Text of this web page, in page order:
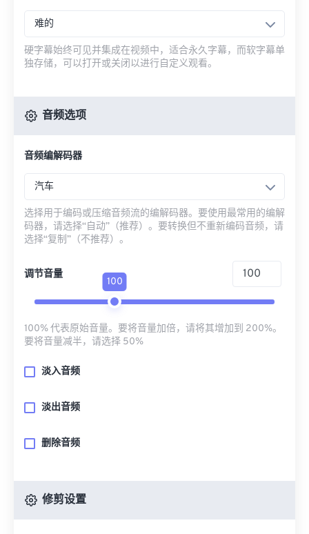
难的
硬字幕始终可见并集成在视频中，适合永久字幕，而软字幕单
独存储，可以打开或关闭以进行自定义观看。
音频选项
音频编解码器
汽车
选择用于编码或压缩音频流的编解码器。要使用最常用的编解
码器，请选择“自动”（推荐）。要转换但不重新编码音频，请
选择“复制”（不推荐）。
调节音量
100
100% 代表原始音量。要将音量加倍，请将其增加到 200%。
要将音量减半，请选择 50%
淡入音频
淡出音频
删除音频
修剪设置